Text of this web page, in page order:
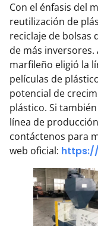
Con el énfasis del
reutilización de
reciclaje de bolsas
de más
marfileño eligió la
películas de
potencial de
plástico. Si
línea de
contáctenos para
web oficial: